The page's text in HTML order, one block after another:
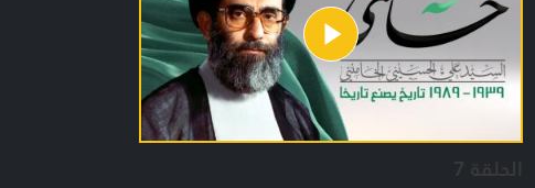
حول حياة السيد الخامنئي منذ الولادة عام 1939 حتى
تسلمه القيادة عام 1989.
الوثائقي “خامنئي” من انتاج المنار نتاج جهد كبير
وطويل يكشف خبايا عن خمسين عاما من حياة الامام
الخامنئي بما فيها من ميزات وابرز المنعطفات والاحداث،
لتعطينا دروسا وفخرا واندفاعة اضافية، مقرّين في
الحلقة 7